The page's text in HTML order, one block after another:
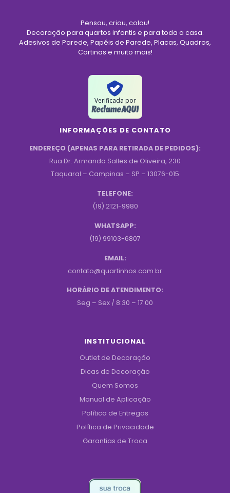
Pensou, criou, colou!
Decoração para quartos infantis e para toda a casa.
Adesivos de Parede, Papéis de Parede, Placas, Quadros,
Cortinas e muito mais!
Verificada por
INFORMAÇÕES DE CONTATO
ENDEREÇO (APENAS PARA RETIRADA DE PEDIDOS):
Rua Dr. Armando Salles de Oliveira, 230
Taquaral – Campinas – SP – 13076-015
TELEFONE:
(19) 2121-9980
WHATSAPP:
(19) 99103-6807
EMAIL:
contato@quartinhos.com.br
HORÁRIO DE ATENDIMENTO:
Seg – Sex / 8:30 – 17:00
INSTITUCIONAL
Outlet de Decoração
Dicas de Decoração
Quem Somos
Manual de Aplicação
Política de Entregas
Política de Privacidade
Garantias de Troca